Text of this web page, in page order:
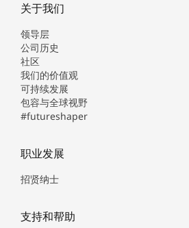
关于我们
领导层
公司历史
社区
我们的价值观
可持续发展
包容与全球视野
#futureshaper
职业发展
招贤纳士
支持和帮助